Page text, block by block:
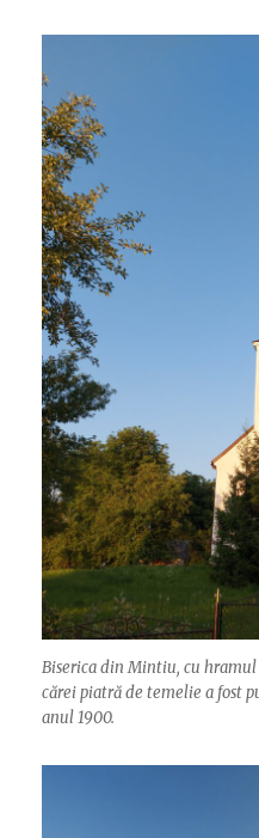
Biserica din Mintiu, cu
cărei piatră de temelie a fost
anul 1900.